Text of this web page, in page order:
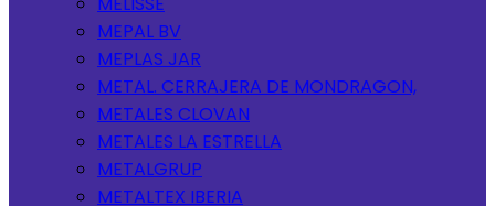
MEPAL BV
MEPLAS JAR
METAL. CERRAJERA DE MONDRAGON,
METALES CLOVAN
METALES LA ESTRELLA
METALGRUP
METALTEX IBERIA